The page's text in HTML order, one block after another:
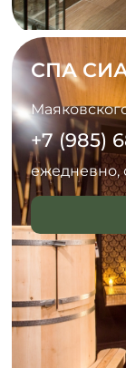
СПА
+7 (985)
ежедневно,